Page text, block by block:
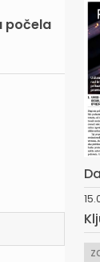
počela